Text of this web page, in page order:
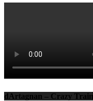
dArtagnan – Crazy Train